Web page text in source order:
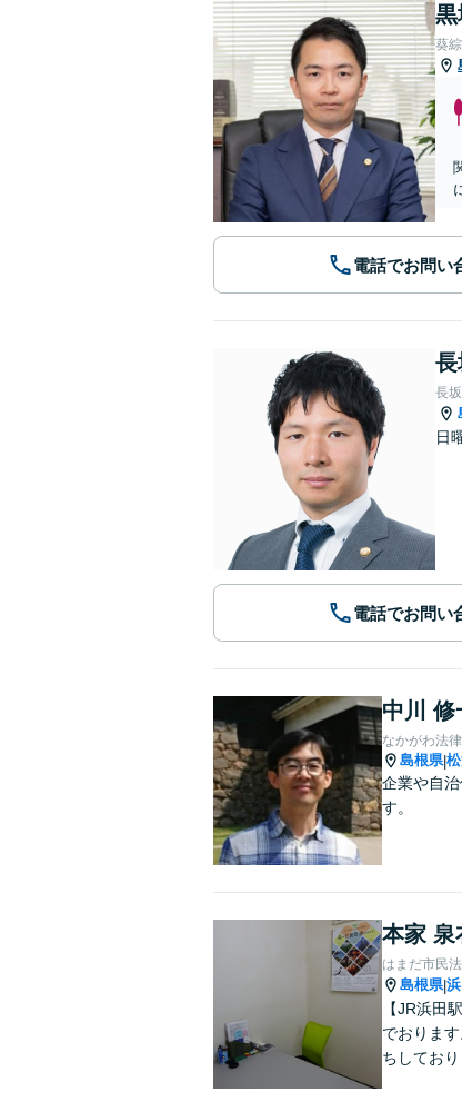
黒
葵
電話でお問い
長
日
電話でお問い
中川 修
なかがわ法
島根県|
企業や自
す。
本家 泉
はまだ市民
島根県|
【JR浜田
でおりま
ちしており